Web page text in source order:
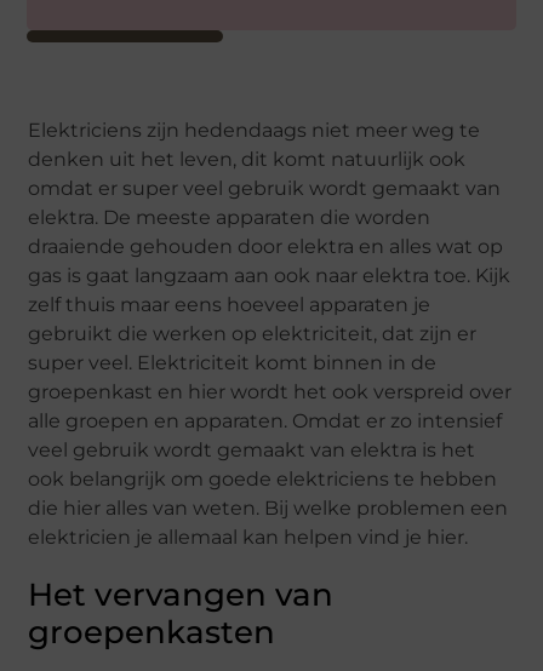
Elektriciens zijn hedendaags niet meer weg te
denken uit het leven, dit komt natuurlijk ook
omdat er super veel gebruik wordt gemaakt van
elektra. De meeste apparaten die worden
draaiende gehouden door elektra en alles wat op
gas is gaat langzaam aan ook naar elektra toe. Kijk
zelf thuis maar eens hoeveel apparaten je
gebruikt die werken op elektriciteit, dat zijn er
super veel. Elektriciteit komt binnen in de
groepenkast en hier wordt het ook verspreid over
alle groepen en apparaten. Omdat er zo intensief
veel gebruik wordt gemaakt van elektra is het
ook belangrijk om goede elektriciens te hebben
die hier alles van weten. Bij welke problemen een
elektricien je allemaal kan helpen vind je hier.
Het vervangen van
groepenkasten